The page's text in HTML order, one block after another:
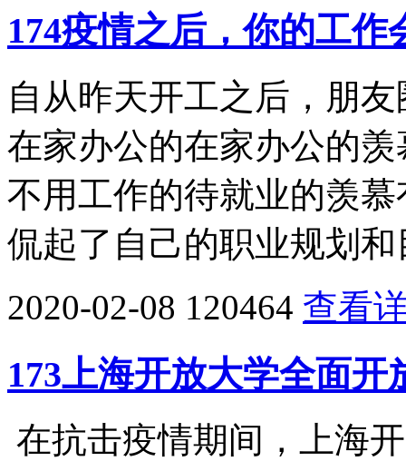
174疫情之后，你的工作
自从昨天开工之后，朋
在家办公的在家办公的
不用工作的待就业的羡
侃起了自己的职业规划和
2020-02-08 120464 查看
173上海开放大学全面
在抗击疫情期间，上海